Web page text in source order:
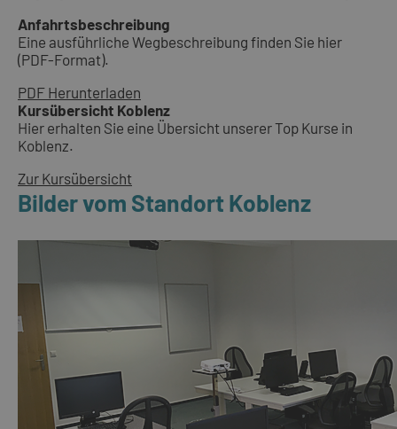
Anfahrtsbeschreibung
Eine ausführliche Wegbeschreibung finden Sie hier
(PDF-Format).
PDF Herunterladen
Kursübersicht Koblenz
Hier erhalten Sie eine Übersicht unserer Top Kurse in
Koblenz.
Zur Kursübersicht
Bilder vom Standort Koblenz